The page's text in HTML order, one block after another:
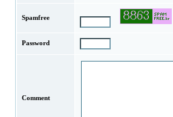
Spamfree
Password
Comment